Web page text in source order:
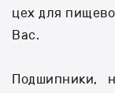
цех для
Вас.
Подшипники,